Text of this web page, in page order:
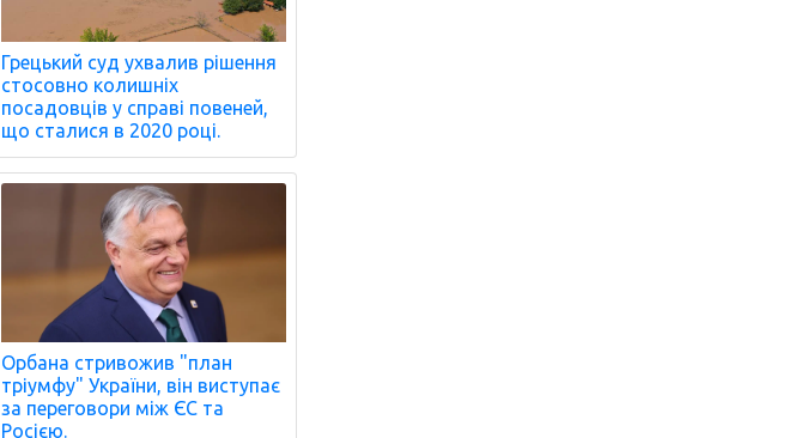
Грецький суд ухвалив рішення
стосовно колишніх
посадовців у справі повеней,
що сталися в 2020 році.
Орбана стривожив "план
тріумфу" України, він виступає
за переговори між ЄС та
Росією.